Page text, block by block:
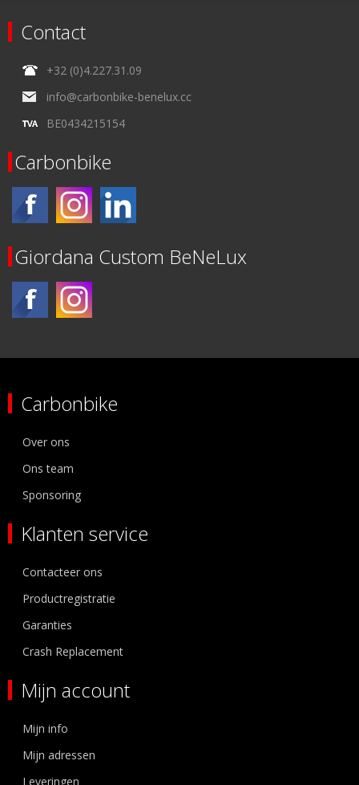
Contact
+32 (0)4.227.31.09
info@carbonbike-benelux.cc
BE0434215154
Carbonbike
Giordana Custom BeNeLux
Carbonbike
Over ons
Ons team
Sponsoring
Klanten service
Contacteer ons
Productregistratie
Garanties
Crash Replacement
Mijn account
Mijn info
Mijn adressen
Leveringen